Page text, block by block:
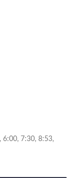
6:00, 7:30, 8:53,